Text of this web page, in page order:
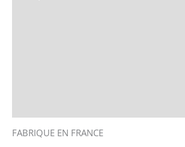
FABRIQUE EN FRANCE